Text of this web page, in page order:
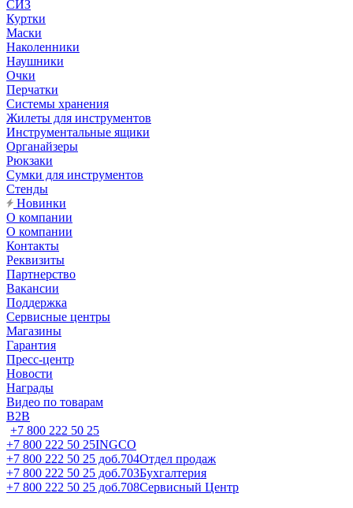
СИЗ
Куртки
Маски
Наколенники
Наушники
Очки
Перчатки
Системы хранения
Жилеты для инструментов
Инструментальные ящики
Органайзеры
Рюкзаки
Сумки для инструментов
Стенды
Новинки
О компании
О компании
Контакты
Реквизиты
Партнерство
Вакансии
Поддержка
Сервисные центры
Магазины
Гарантия
Пресс-центр
Новости
Награды
Видео по товарам
B2B
+7 800 222 50 25
+7 800 222 50 25INGCO
+7 800 222 50 25 доб.704Отдел продаж
+7 800 222 50 25 доб.703Бухгалтерия
+7 800 222 50 25 доб.708Сервисный Центр